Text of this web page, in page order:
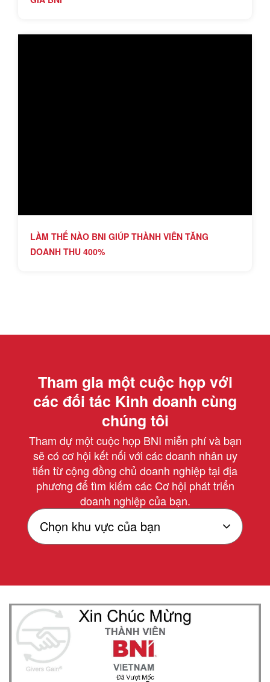
LÀM THẾ NÀO BNI GIÚP THÀNH VIÊN TĂNG
DOANH THU 400%
Tham gia một cuộc họp với
các đối tác Kinh doanh cùng
chúng tôi
Tham dự một cuộc họp BNI miễn phí và bạn
sẽ có cơ hội kết nối với các doanh nhân uy
tiến từ cộng đồng chủ doanh nghiệp tại địa
phương để tìm kiếm các Cơ hội phát triển
doanh nghiệp của bạn.